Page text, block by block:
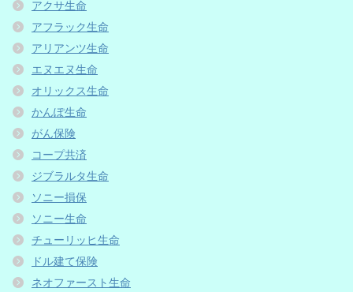
アクサ生命
アフラック生命
アリアンツ生命
エヌエヌ生命
オリックス生命
かんぽ生命
がん保険
コープ共済
ジブラルタ生命
ソニー損保
ソニー生命
チューリッヒ生命
ドル建て保険
ネオファースト生命